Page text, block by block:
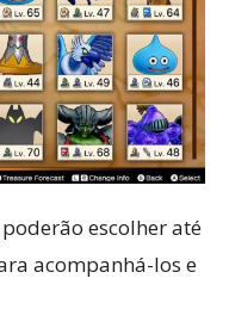
escolher até
acompanhá-los e